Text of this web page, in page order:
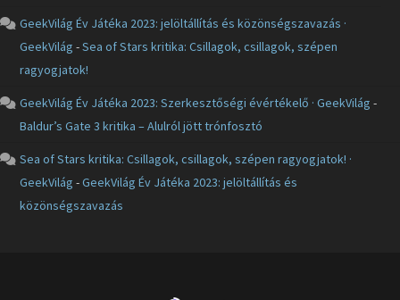
GeekVilág Év Játéka 2023: jelöltállítás és közönségszavazás ·
GeekVilág -Sea of Stars kritika: Csillagok, csillagok, szépen
ragyogjatok!
GeekVilág Év Játéka 2023: Szerkesztőségi évértékelő · GeekVilág -
Baldur’s Gate 3 kritika – Alulról jött trónfosztó
Sea of Stars kritika: Csillagok, csillagok, szépen ragyogjatok! ·
GeekVilág -GeekVilág Év Játéka 2023: jelöltállítás és
közönségszavazás